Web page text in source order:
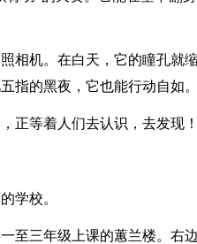
相机。在白天，它的瞳孔就
指的黑夜，它也能行动自如。
正等着人们去认识，去发现！
学校。
至三年级上课的蕙兰楼。右